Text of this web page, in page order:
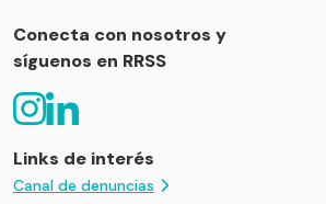
Conecta con nosotros y
síguenos en RRSS
Links de interés
Canal de denuncias